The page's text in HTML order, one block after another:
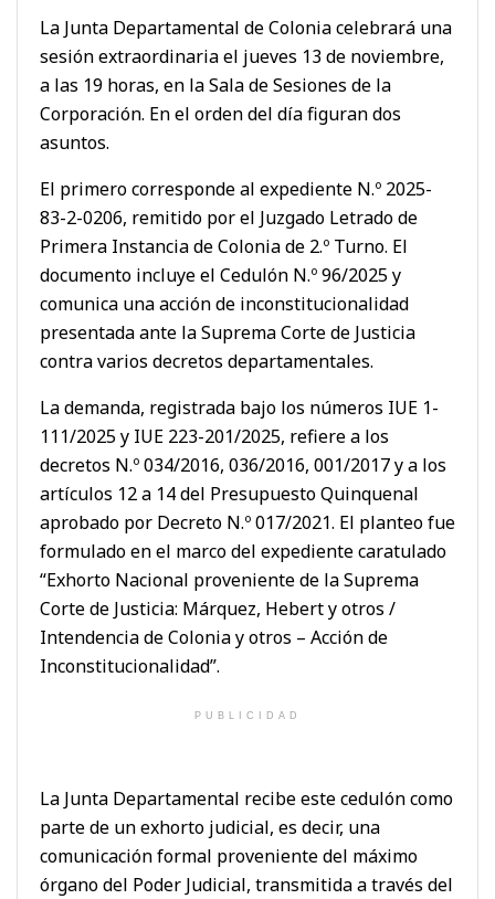
La Junta Departamental de Colonia celebrará una
sesión extraordinaria el jueves 13 de noviembre,
a las 19 horas, en la Sala de Sesiones de la
Corporación. En el orden del día figuran dos
asuntos.
El primero corresponde al expediente N.º 2025-
83-2-0206, remitido por el Juzgado Letrado de
Primera Instancia de Colonia de 2.º Turno. El
documento incluye el Cedulón N.º 96/2025 y
comunica una acción de inconstitucionalidad
presentada ante la Suprema Corte de Justicia
contra varios decretos departamentales.
La demanda, registrada bajo los números IUE 1-
111/2025 y IUE 223-201/2025, refiere a los
decretos N.º 034/2016, 036/2016, 001/2017 y a los
artículos 12 a 14 del Presupuesto Quinquenal
aprobado por Decreto N.º 017/2021. El planteo fue
formulado en el marco del expediente caratulado
“Exhorto Nacional proveniente de la Suprema
Corte de Justicia: Márquez, Hebert y otros /
Intendencia de Colonia y otros – Acción de
Inconstitucionalidad”.
PUBLICIDAD
La Junta Departamental recibe este cedulón como
parte de un exhorto judicial, es decir, una
comunicación formal proveniente del máximo
órgano del Poder Judicial, transmitida a través del